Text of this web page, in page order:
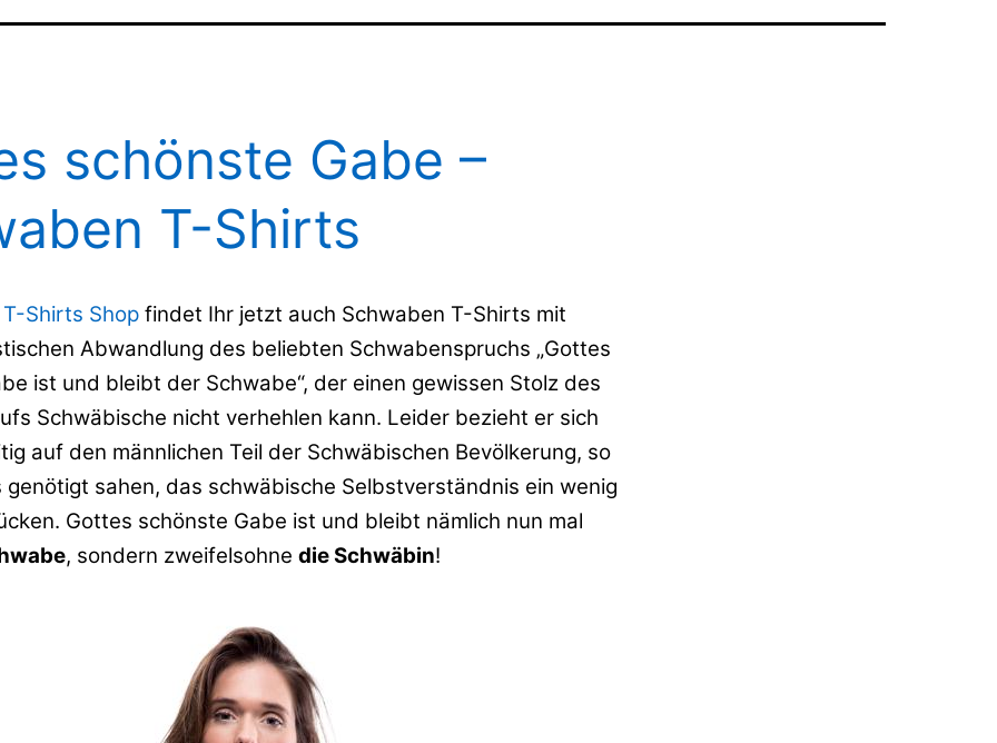
schönste Gabe –
T-Shirts
Shirts Shop findet Ihr jetzt auch Schwaben T-Shirts mit
Abwandlung des beliebten Schwabenspruchs „Gottes
ist und bleibt der Schwabe“, der einen gewissen Stolz des
Schwäbische nicht verhehlen kann. Leider bezieht er sich
auf den männlichen Teil der Schwäbischen Bevölkerung, so
genötigt sahen, das schwäbische Selbstverständnis ein wenig
Gottes schönste Gabe ist und bleibt nämlich nun mal
, sondern zweifelsohne die Schwäbin!